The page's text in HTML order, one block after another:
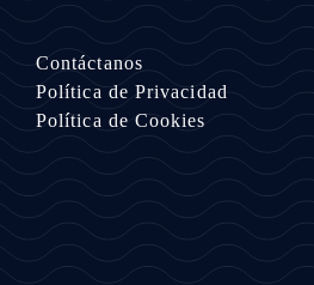
Contáctanos
Política de Privacidad
Política de Cookies